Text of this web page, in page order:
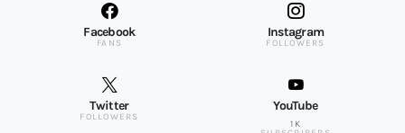
Facebook
FANS
Instagram
FOLLOWERS
Twitter
FOLLOWERS
YouTube
1K